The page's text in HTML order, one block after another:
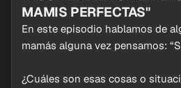
MAMIS PERFECTAS"
En este episodio hablamos de
mamás alguna vez pensamos:
¿Cuáles son esas cosas o